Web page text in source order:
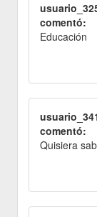
comentó:
Educación
comentó:
Quisiera